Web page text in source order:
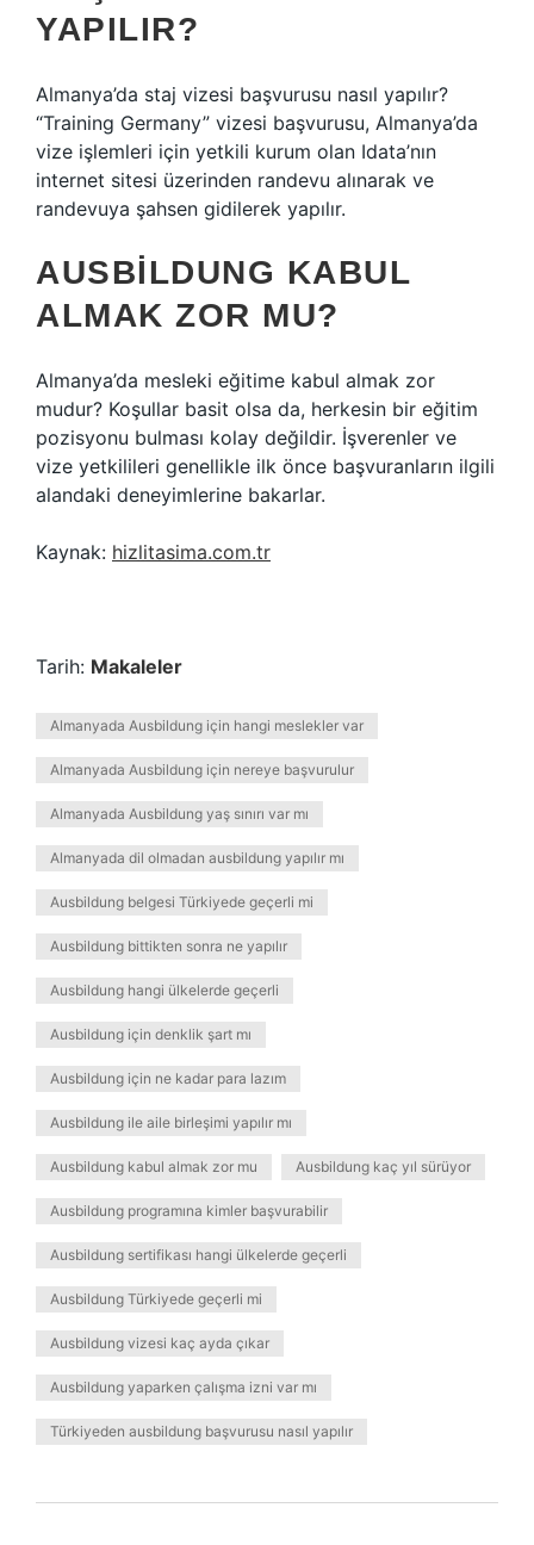
YAPILIR?
Almanya’da staj vizesi başvurusu nasıl yapılır?
“Training Germany” vizesi başvurusu, Almanya’da
vize işlemleri için yetkili kurum olan Idata’nın
internet sitesi üzerinden randevu alınarak ve
randevuya şahsen gidilerek yapılır.
AUSBILDUNG KABUL
ALMAK ZOR MU?
Almanya’da mesleki eğitime kabul almak zor
mudur? Koşullar basit olsa da, herkesin bir eğitim
pozisyonu bulması kolay değildir. İşverenler ve
vize yetkilileri genellikle ilk önce başvuranların ilgili
alandaki deneyimlerine bakarlar.
Kaynak: hizlitasima.com.tr
Tarih: Makaleler
Almanyada Ausbildung için hangi meslekler var
Almanyada Ausbildung için nereye başvurulur
Almanyada Ausbildung yaş sınırı var mı
Almanyada dil olmadan ausbildung yapılır mı
Ausbildung belgesi Türkiyede geçerli mi
Ausbildung bittikten sonra ne yapılır
Ausbildung hangi ülkelerde geçerli
Ausbildung için denklik şart mı
Ausbildung için ne kadar para lazım
Ausbildung ile aile birleşimi yapılır mı
Ausbildung kabul almak zor mu Ausbildung kaç yıl sürüyor
Ausbildung programına kimler başvurabilir
Ausbildung sertifikası hangi ülkelerde geçerli
Ausbildung Türkiyede geçerli mi
Ausbildung vizesi kaç ayda çıkar
Ausbildung yaparken çalışma izni var mı
Türkiyeden ausbildung başvurusu nasıl yapılır